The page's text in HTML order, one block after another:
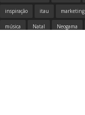
inspiração itau marketing
música Natal Neogama